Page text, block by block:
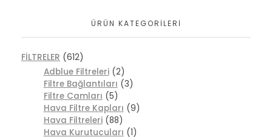
ÜRÜN KATEGORILERI
FİLTRELER (612)
Adblue Filtreleri (2)
Filtre Bağlantıları (3)
Filtre Camları (5)
Hava Filtre Kapları (9)
Hava Filtreleri (88)
Hava Kurutucuları (1)